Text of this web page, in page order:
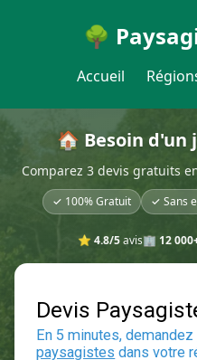
🌳
Accueil
🏠 Besoin d'un
Comparez 3 devis gratuits
✓ 100% Gratuit ✓ Sans
⭐ 4.8/5avis🏢 12